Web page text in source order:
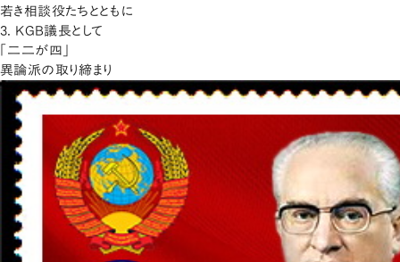
若き相談役たちとともに
3. KGB議長として
「二二が四」
異論派の取り締まり